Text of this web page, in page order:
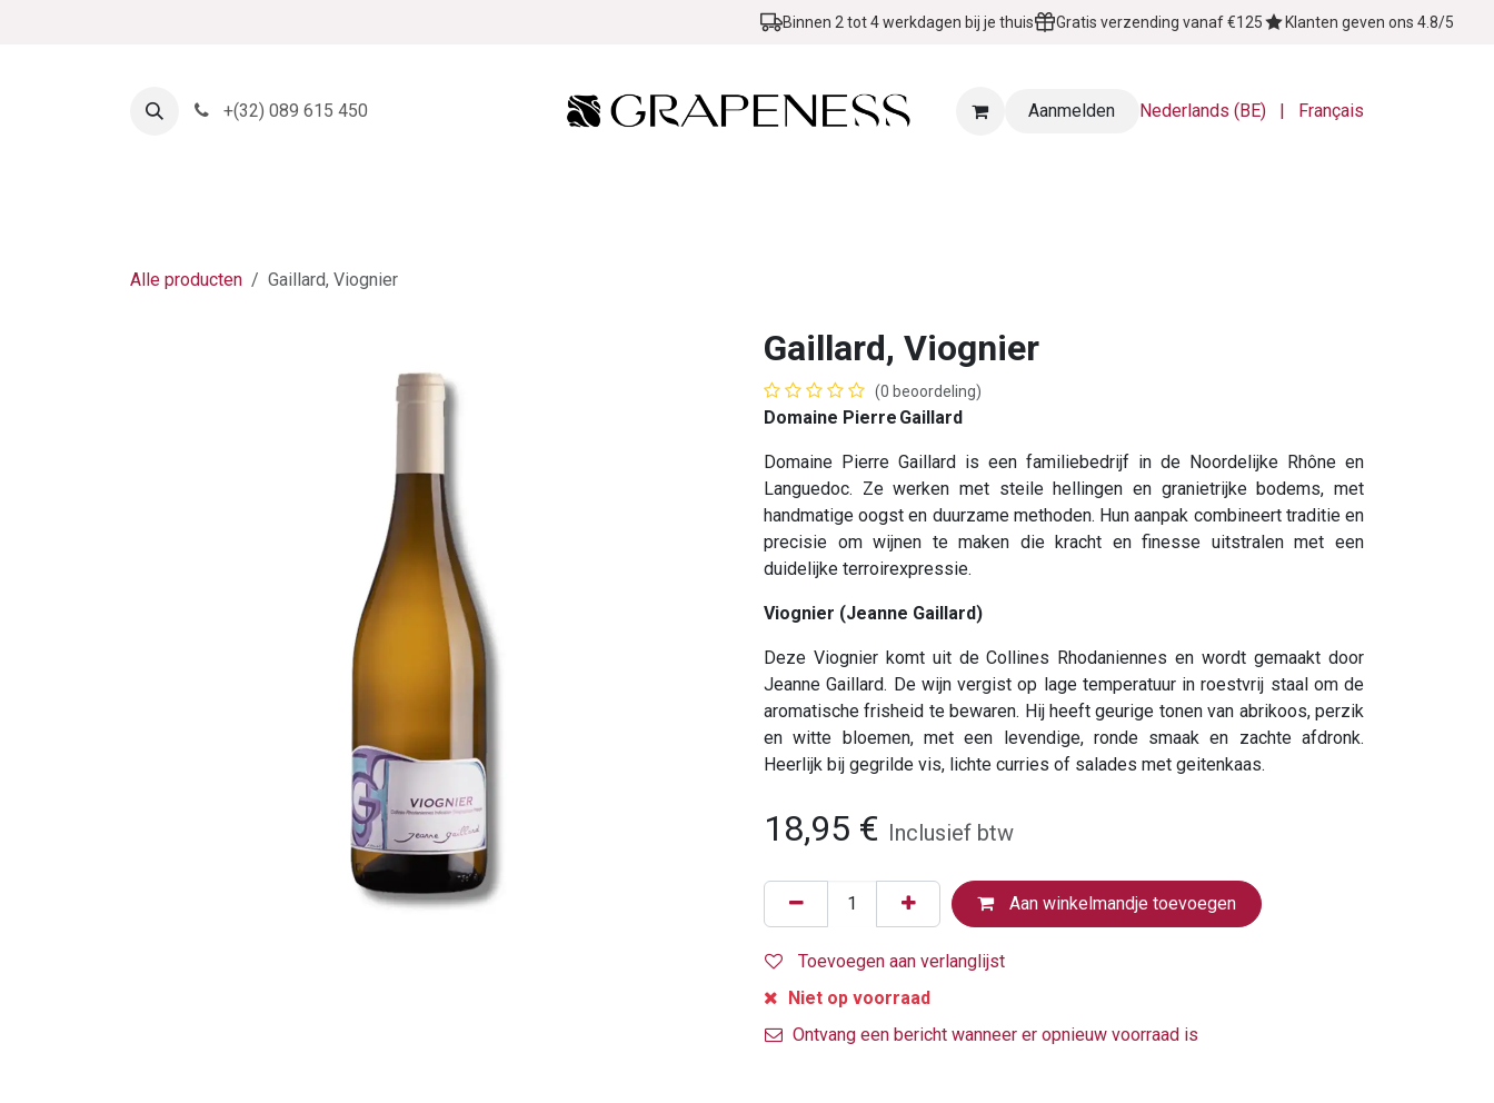
Binnen 2 tot 4 werkdagen bij je thuis Gratis verzending vanaf €125 Klanten geven ons 4.8/5
+(32) 089 615 450 Aanmelden Nederlands (BE) | Français
Alle producten Gaillard, Viognier
Gaillard, Viognier
(0 beoordeling)
Domaine Pierre Gaillard
Domaine Pierre Gaillard is een familiebedrijf in de Noordelijke Rhône en
Languedoc. Ze werken met steile hellingen en granietrijke bodems, met
handmatige oogst en duurzame methoden. Hun aanpak combineert traditie en
precisie om wijnen te maken die kracht en finesse uitstralen met een
duidelijke terroirexpressie.
Viognier (Jeanne Gaillard)
Deze Viognier komt uit de Collines Rhodaniennes en wordt gemaakt door
Jeanne Gaillard. De wijn vergist op lage temperatuur in roestvrij staal om de
aromatische frisheid te bewaren. Hij heeft geurige tonen van abrikoos, perzik
en witte bloemen, met een levendige, ronde smaak en zachte afdronk.
Heerlijk bij gegrilde vis, lichte curries of salades met geitenkaas.
18,95 € Inclusief btw
Aan winkelmandje toevoegen
Toevoegen aan verlanglijst
Niet op voorraad
Ontvang een bericht wanneer er opnieuw voorraad is